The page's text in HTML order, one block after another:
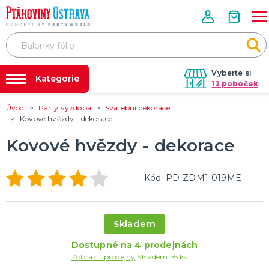
Vyberte si
12 poboček
Půjčovna kostýmů
Nafukování balónků
Prodejny
Rozvoz
Kategorie
PÁRTY VÝZDOBA
Svíčky a fontány
Pozvánky
Dětská párty
Párty a oslavy dle typu
Dekorace a doplňky
EKO produkty
Balení dárků
Balónky a hélium
Mikuláš, čert a anděl
DALŠÍ KATEGORIE
Úvod Párty výzdoba
Svatební dekorace
Kovové hvězdy - dekorace
Kovové hvězdy - dekorace
Kód: PD-ZDM1-019ME
Skladem
Dostupné na 4 prodejnách
Zobrazit prodejny Skladem >5 ks